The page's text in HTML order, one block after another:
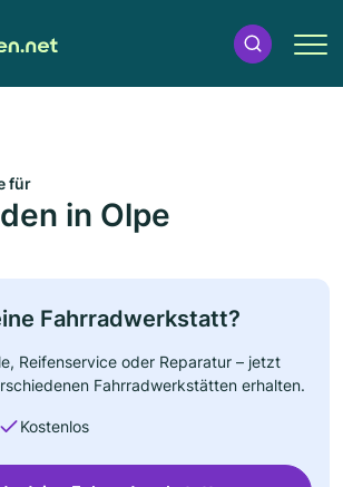
für
in Olpe
Fahrradwerkstatt?
Reifenservice oder Reparatur – jetzt
Fahrradwerkstätten erhalten.
Kostenlos